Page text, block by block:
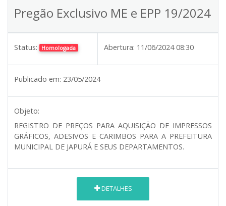
Pregão Exclusivo ME e EPP 19/2024
Status: Homologada Abertura: 11/06/2024 08:30
Publicado em: 23/05/2024
Objeto:
REGISTRO DE PREÇOS PARA AQUISIÇÃO DE IMPRESSOS
GRÁFICOS, ADESIVOS E CARIMBOS PARA A PREFEITURA
MUNICIPAL DE JAPURÁ E SEUS DEPARTAMENTOS.
DETALHES